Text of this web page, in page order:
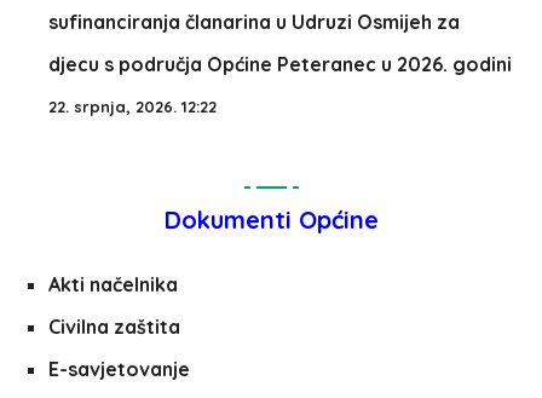
sufinanciranja članarina u Udruzi Osmijeh za
djecu s područja Općine Peteranec u 2026. godini
22. srpnja, 2026. 12:22
Dokumenti Općine
Akti načelnika
Civilna zaštita
E-savjetovanje